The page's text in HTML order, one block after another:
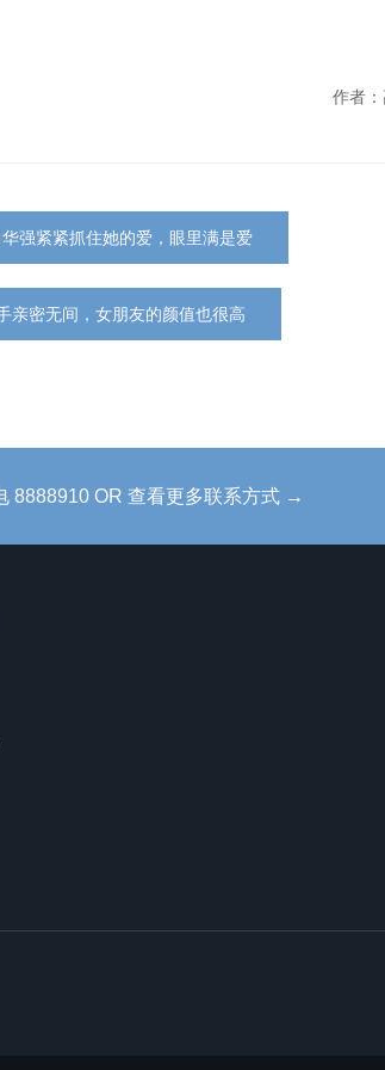
作者
强紧紧抓住她的爱，眼里满是爱
密无间，女朋友的颜值也很高
8888910 OR 查看更多联系方式 →